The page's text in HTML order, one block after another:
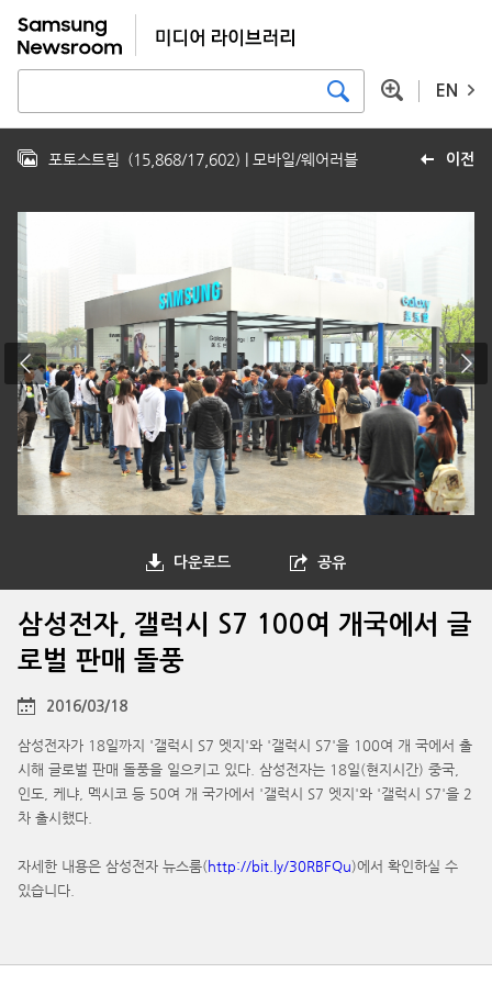
EN
이전
포토스트림 (15,868/17,602) | 모바일/웨어러블
다운로드 공유
삼성전자, 갤럭시 S7 100여 개국에서 글
로벌 판매 돌풍
2016/03/18
삼성전자가 18일까지 '갤럭시 S7 엣지'와 '갤럭시 S7'을 100여 개 국에서 출
시해 글로벌 판매 돌풍을 일으키고 있다. 삼성전자는 18일(현지시간) 중국,
인도, 케냐, 멕시코 등 50여 개 국가에서 '갤럭시 S7 엣지'와 '갤럭시 S7'을 2
차 출시했다.
자세한 내용은 삼성전자 뉴스룸(http://bit.ly/30RBFQu)에서 확인하실 수
있습니다.